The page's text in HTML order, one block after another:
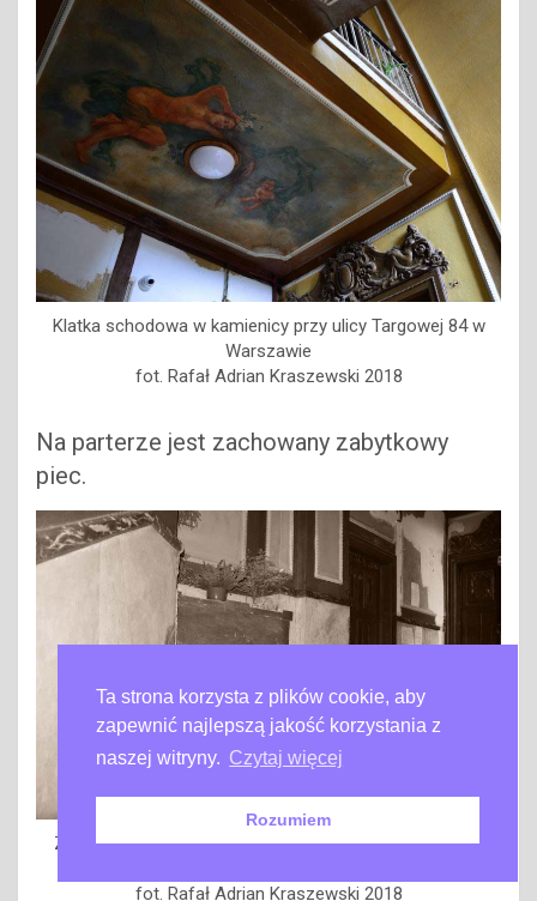
Klatka schodowa w kamienicy przy ulicy Targowej 84 w
Warszawie
fot. Rafał Adrian Kraszewski 2018
Na parterze jest zachowany zabytkowy
piec.
Zabytkowy piec na klatce schodowej w kamienicy przy
fot. Rafał Adrian Kraszewski 2018
Ta strona korzysta z plików cookie, aby
zapewnić najlepszą jakość korzystania z
naszej witryny. Czytaj więcej
Rozumiem